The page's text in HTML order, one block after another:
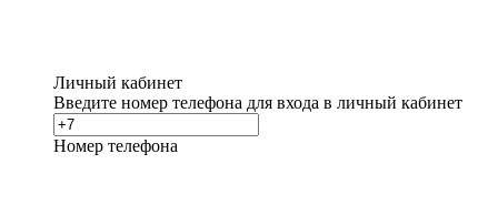
Личный кабинет
Введите номер телефона для входа в личный кабинет
Номер телефона